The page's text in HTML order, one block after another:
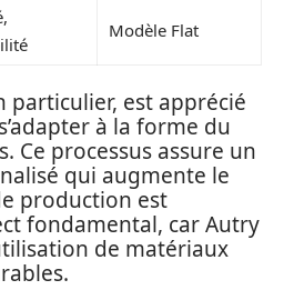
Modèle Flat
particulier, est apprécié
à la forme du
Ce processus assure un
qui augmente le
production est
fondamental, car Autry
de matériaux